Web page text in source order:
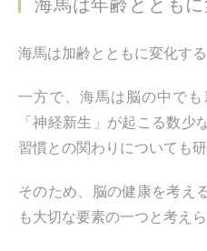
海馬は加齢とともに変化す
一方で、海馬は脳の中で
「神経新生」が起こる数
習慣との関わりについても
そのため、脳の健康を考え
も大切な要素の一つと考えら